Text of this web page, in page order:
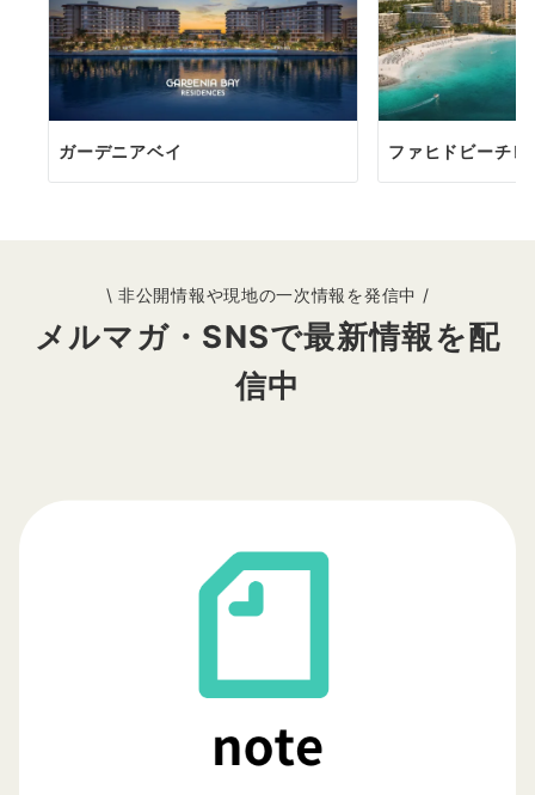
ガーデニアベイ ファヒドビーチレ
\ 非公開情報や現地の一次情報を発信中 /
メルマガ・SNSで最新情報を配
信中